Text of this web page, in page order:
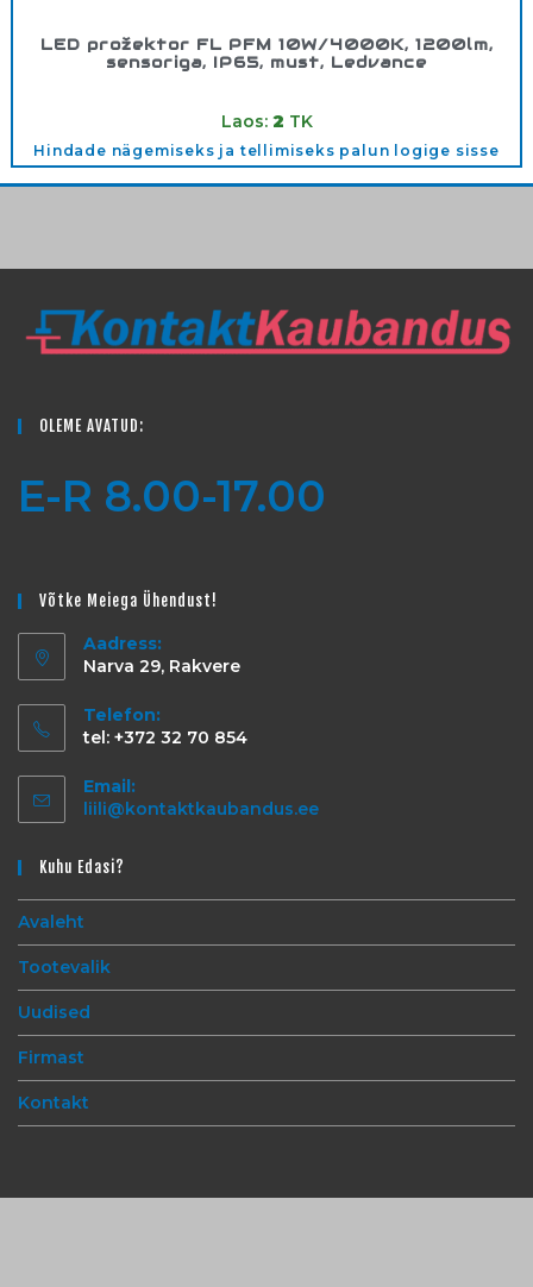
LED prožektor FL PFM 10W/4000K, 1200lm,
sensoriga, IP65, must, Ledvance
Laos: 2 TK
Hindade nägemiseks ja tellimiseks palun logige sisse
OLEME AVATUD:
E-R 8.00-17.00
Võtke Meiega Ühendust!
Aadress:
Narva 29, Rakvere
Telefon:
tel: +372 32 70 854
Email:
liili@kontaktkaubandus.ee
Kuhu Edasi?
Avaleht
Tootevalik
Uudised
Firmast
Kontakt